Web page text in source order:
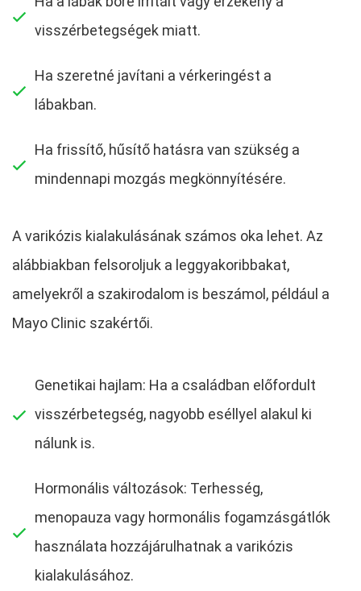
visszérbetegségek miatt.
Ha szeretné javítani a vérkeringést a
lábakban.
Ha frissítő, hűsítő hatásra van szükség a
mindennapi mozgás megkönnyítésére.
A varikózis kialakulásának számos oka lehet. Az
alábbiakban felsoroljuk a leggyakoribbakat,
amelyekről a szakirodalom is beszámol, például a
Mayo Clinic szakértői.
Genetikai hajlam: Ha a családban előfordult
visszérbetegség, nagyobb eséllyel alakul ki
nálunk is.
Hormonális változások: Terhesség,
menopauza vagy hormonális fogamzásgátlók
használata hozzájárulhatnak a varikózis
kialakulásához.